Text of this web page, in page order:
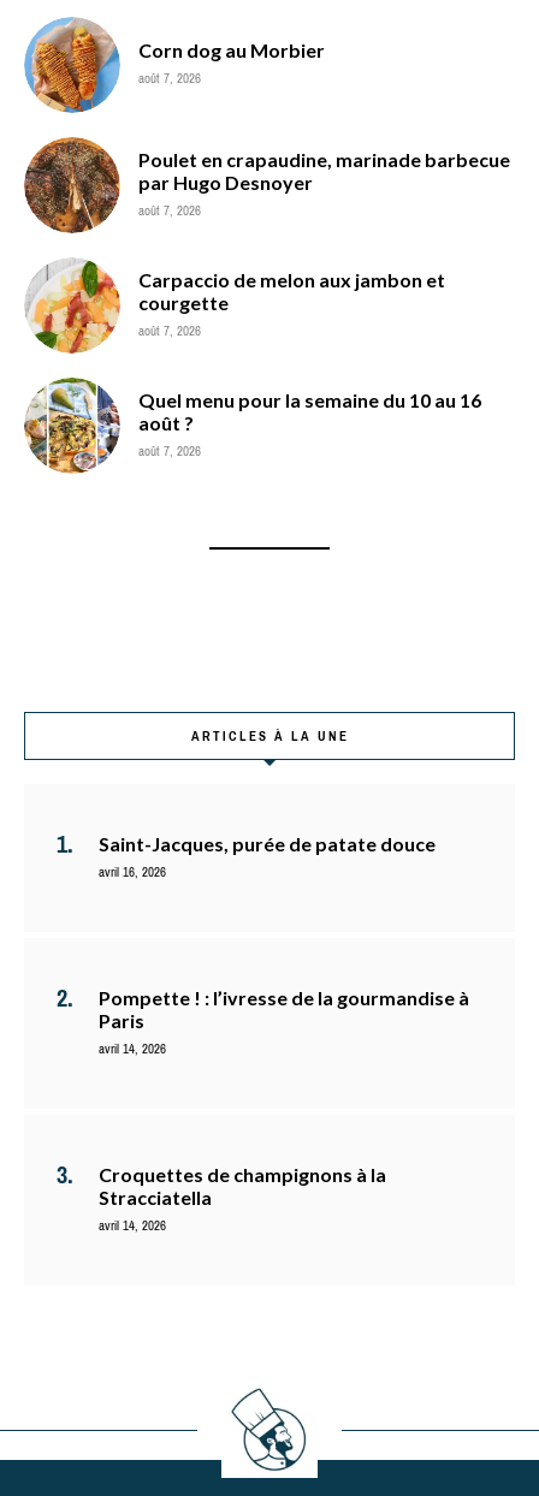
Corn dog au Morbier
août 7, 2026
Poulet en crapaudine, marinade barbecue
par Hugo Desnoyer
août 7, 2026
Carpaccio de melon aux jambon et
courgette
août 7, 2026
Quel menu pour la semaine du 10 au 16
août ?
août 7, 2026
ARTICLES À LA UNE
Saint-Jacques, purée de patate douce
avril 16, 2026
Pompette ! : l’ivresse de la gourmandise à
Paris
avril 14, 2026
Croquettes de champignons à la
Stracciatella
avril 14, 2026